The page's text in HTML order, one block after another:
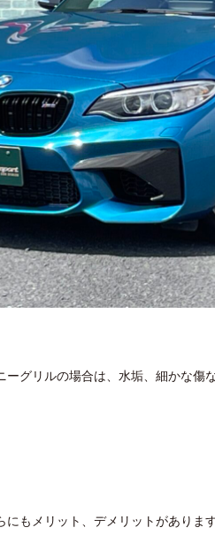
ーグリルの場合は、水垢、細かな傷
にもメリット、デメリットがありま